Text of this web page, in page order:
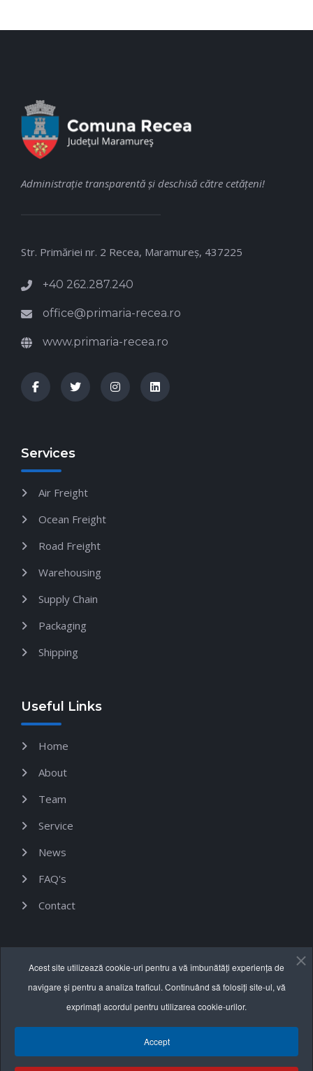
Administraţie transparentă şi deschisă către cetăţeni!
Str. Primăriei nr. 2 Recea, Maramureş, 437225
+40 262.287.240
office@primaria-recea.ro
www.primaria-recea.ro
Services
Air Freight
Ocean Freight
Road Freight
Warehousing
Supply Chain
Packaging
Shipping
Useful Links
Home
About
Team
Service
News
FAQ's
Contact
Politica de confidențialitate
Acest site utilizează cookie-uri pentru a vă îmbunătăți experiența de
navigare și pentru a analiza traficul. Continuând să folosiți site-ul, vă
exprimați acordul pentru utilizarea cookie-urilor.
Accept